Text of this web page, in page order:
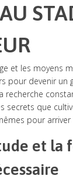
et les moyens
pour devenir un
recherche
secrets que
pour arriver
et la